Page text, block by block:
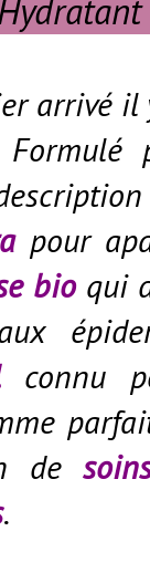
arrivé
pour
bioqui
aux
connu
de
.